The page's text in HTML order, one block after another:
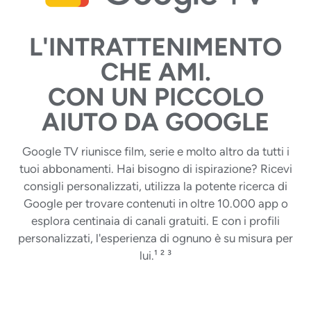
L'INTRATTENIMENTO
CHE AMI.
CON UN PICCOLO
AIUTO DA GOOGLE
Google TV riunisce film, serie e molto altro da tutti i
tuoi abbonamenti. Hai bisogno di ispirazione? Ricevi
consigli personalizzati, utilizza la potente ricerca di
Google per trovare contenuti in oltre 10.000 app o
esplora centinaia di canali gratuiti. E con i profili
personalizzati, l'esperienza di ognuno è su misura per
lui.¹ ² ³